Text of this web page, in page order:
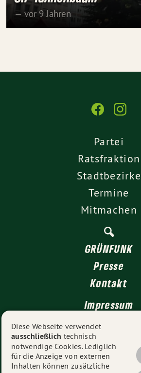
— vor 9 Jahren
Partei
Ratsfraktion
Stadtbezirke
Termine
Mitmachen
GRÜNFUNK
Presse
Kontakt
Impressum
Datenschutz
© 2026GRÜNE Düsseldorf - Alle
Diese Webseite verwendet
ausschließlich technisch
notwendige Cookies. Lediglich
für die Anzeige von externen
Inhalten können zusätzliche